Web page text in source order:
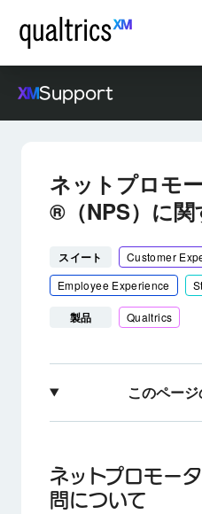
Support
ネットプロモ
®（NPS）に関
スイート
Customer
Employee Experience
製品 Qualtrics
このペー
ネットプロモータースコ
ネットプロモータースコ
ネットプロモー
問について